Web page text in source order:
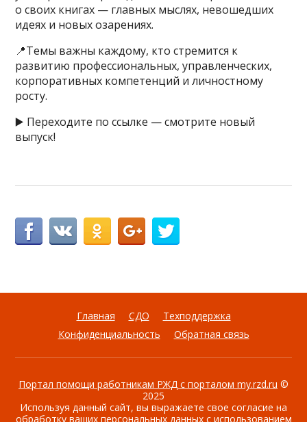
о своих книгах — главных мыслях, невошедших
идеях и новых озарениях.
📍Темы важны каждому, кто стремится к
развитию профессиональных, управленческих,
корпоративных компетенций и личностному
росту.
▶️ Переходите по ссылке — смотрите новый
выпуск!
Главная СДО
Техподдержка
Конфиденциальность
Обратная связь
Портал помощи работникам РЖД с порталом my.rzd.ru ©
2025
Используя данный сайт, вы выражаете свое согласие на
обработку ваших персональных данных с использованием